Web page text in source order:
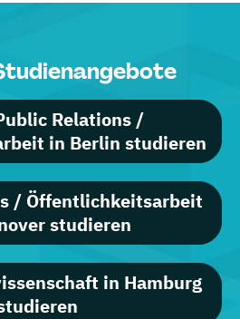
Relations /
in Berlin studieren
/ Öffentlichkeitsarbeit
studieren
in Hamburg